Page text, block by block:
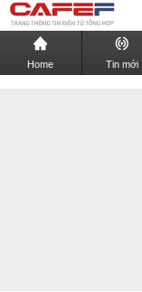
Home Tin mới